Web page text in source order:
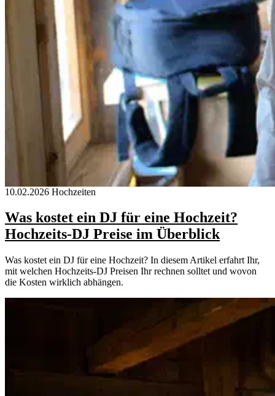
10.02.2026 Hochzeiten
Was kostet ein DJ für eine Hochzeit?
Hochzeits-DJ Preise im Überblick
Was kostet ein DJ für eine Hochzeit? In diesem Artikel erfahrt Ihr,
mit welchen Hochzeits-DJ Preisen Ihr rechnen solltet und wovon
die Kosten wirklich abhängen.